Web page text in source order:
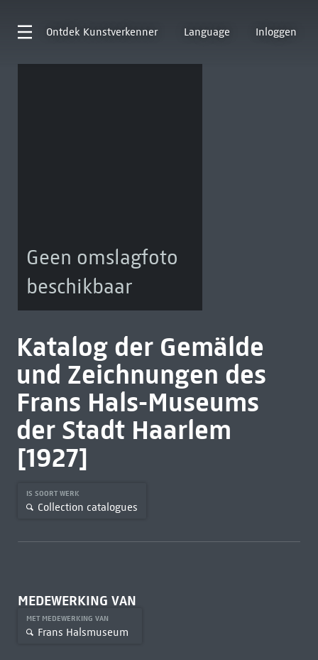
Ontdek Kunstverkenner Language Inloggen
Geen omslagfoto
beschikbaar
Katalog der Gemälde
und Zeichnungen des
Frans Hals-Museums
der Stadt Haarlem
[1927]
IS SOORT WERK
Collection catalogues
MEDEWERKING VAN
MET MEDEWERKING VAN
Frans Halsmuseum